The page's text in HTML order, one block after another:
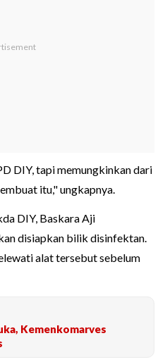
DIY, tapi memungkinkan dari
itu," ungkapnya.
DIY, Baskara Aji
disiapkan bilik disinfektan.
alat tersebut sebelum
Kemenkomarves